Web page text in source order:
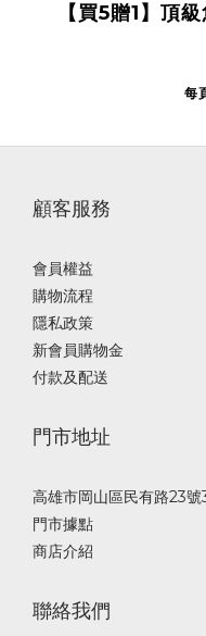
【買5贈1】頂
每
顧客服務
會員權益
購物流程
隱私政策
新會員購物金
付款及配送
門市地址
高雄市岡山區民有路23號
門市據點
商店介紹
聯絡我們